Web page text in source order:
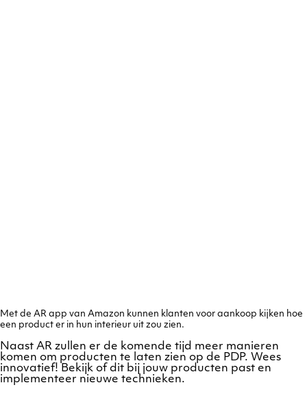
Met de AR app van Amazon kunnen klanten voor aankoop kijken hoe
een product er in hun interieur uit zou zien.
Naast AR zullen er de komende tijd meer manieren
komen om producten te laten zien op de PDP. Wees
innovatief! Bekijk of dit bij jouw producten past en
implementeer nieuwe technieken.